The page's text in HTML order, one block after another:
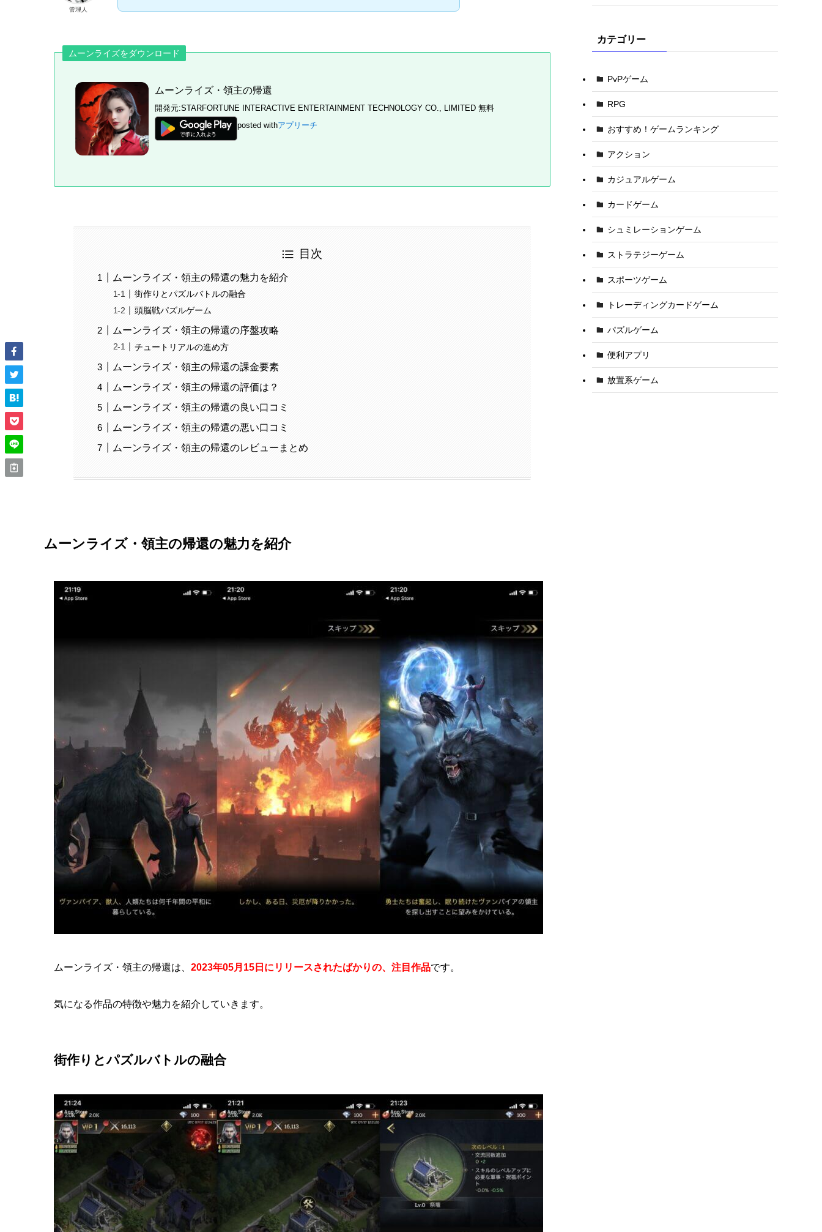
管理人
ムーンライズをダウンロード
ムーンライズ・領主の帰還
開発元:STARFORTUNE INTERACTIVE ENTERTAINMENT TECHNOLOGY CO., LIMITED 無料
posted withアプリーチ
目次
ムーンライズ・領主の帰還の魅力を紹介
街作りとパズルバトルの融合
頭脳戦パズルゲーム
ムーンライズ・領主の帰還の序盤攻略
チュートリアルの進め方
ムーンライズ・領主の帰還の課金要素
ムーンライズ・領主の帰還の評価は？
ムーンライズ・領主の帰還の良い口コミ
ムーンライズ・領主の帰還の悪い口コミ
ムーンライズ・領主の帰還のレビューまとめ
ムーンライズ・領主の帰還の魅力を紹介
ムーンライズ・領主の帰還は、 2023年05月15日にリリースされたばかりの、注目作品です。
気になる作品の特徴や魅力を紹介していきます。
街作りとパズルバトルの融合
カテゴリー
PvPゲーム
RPG
おすすめ！ゲームランキング
アクション
カジュアルゲーム
カードゲーム
シュミレーションゲーム
ストラテジーゲーム
スポーツゲーム
トレーディングカードゲーム
パズルゲーム
便利アプリ
放置系ゲーム